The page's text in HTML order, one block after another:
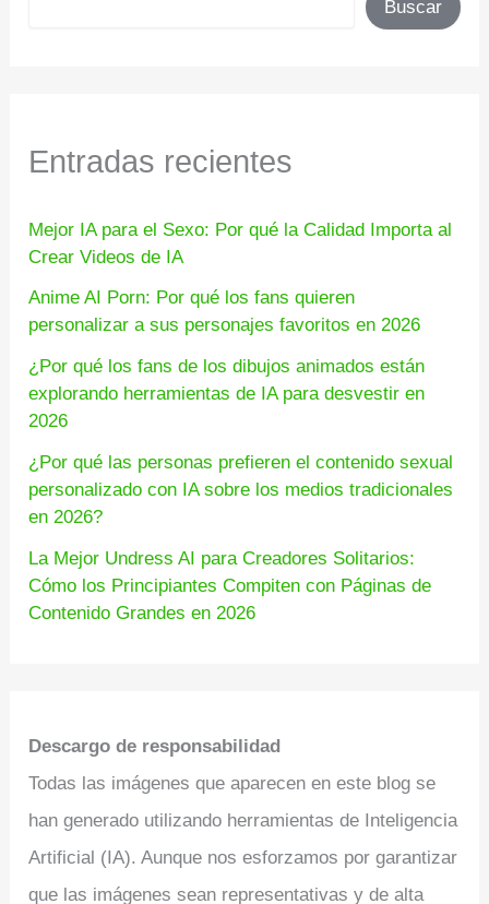
Buscar
Entradas recientes
Mejor IA para el Sexo: Por qué la Calidad Importa al
Crear Videos de IA
Anime AI Porn: Por qué los fans quieren
personalizar a sus personajes favoritos en 2026
¿Por qué los fans de los dibujos animados están
explorando herramientas de IA para desvestir en
2026
¿Por qué las personas prefieren el contenido sexual
personalizado con IA sobre los medios tradicionales
en 2026?
La Mejor Undress AI para Creadores Solitarios:
Cómo los Principiantes Compiten con Páginas de
Contenido Grandes en 2026
Descargo de responsabilidad
Todas las imágenes que aparecen en este blog se
han generado utilizando herramientas de Inteligencia
Artificial (IA). Aunque nos esforzamos por garantizar
que las imágenes sean representativas y de alta